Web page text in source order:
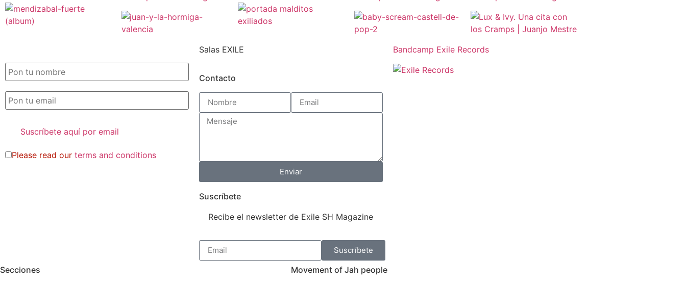
Please read our terms and conditions
Salas EXILE
Contacto
Enviar
Suscríbete
Recibe el newsletter de Exile SH Magazine
Suscríbete
Bandcamp Exile Records
Secciones
Movement of Jah people